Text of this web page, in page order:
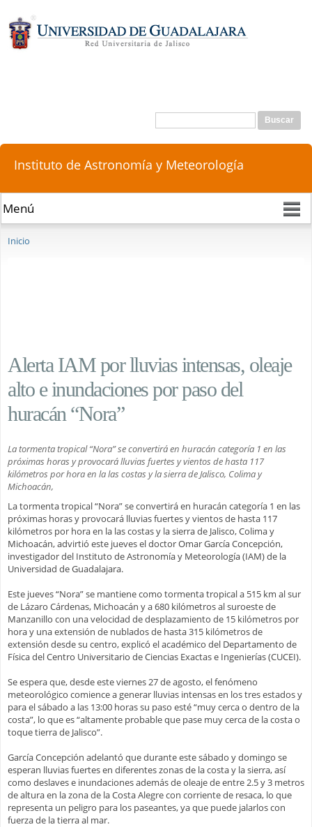
principal
Formulario de búsqueda
Buscar
Instituto de Astronomía y Meteorología
Inicio
Alerta IAM por lluvias intensas, oleaje
alto e inundaciones por paso del
huracán “Nora”
La tormenta tropical “Nora” se convertirá en huracán categoría 1 en las
próximas horas y provocará lluvias fuertes y vientos de hasta 117
kilómetros por hora en la las costas y la sierra de Jalisco, Colima y
Michoacán,
La tormenta tropical “Nora” se convertirá en huracán categoría 1 en las
próximas horas y provocará lluvias fuertes y vientos de hasta 117
kilómetros por hora en la las costas y la sierra de Jalisco, Colima y
Michoacán, advirtió este jueves el doctor Omar García Concepción,
investigador del Instituto de Astronomía y Meteorología (IAM) de la
Universidad de Guadalajara.
Este jueves “Nora” se mantiene como tormenta tropical a 515 km al sur
de Lázaro Cárdenas, Michoacán y a 680 kilómetros al suroeste de
Manzanillo con una velocidad de desplazamiento de 15 kilómetros por
hora y una extensión de nublados de hasta 315 kilómetros de
extensión desde su centro, explicó el académico del Departamento de
Física del Centro Universitario de Ciencias Exactas e Ingenierías (CUCEI).
Se espera que, desde este viernes 27 de agosto, el fenómeno
meteorológico comience a generar lluvias intensas en los tres estados y
para el sábado a las 13:00 horas su paso esté “muy cerca o dentro de la
costa”, lo que es “altamente probable que pase muy cerca de la costa o
toque tierra de Jalisco”.
García Concepción adelantó que durante este sábado y domingo se
esperan lluvias fuertes en diferentes zonas de la costa y la sierra, así
como deslaves e inundaciones además de oleaje de entre 2.5 y 3 metros
de altura en la zona de la Costa Alegre con corriente de resaca, lo que
representa un peligro para los paseantes, ya que puede jalarlos con
fuerza de la tierra al mar.